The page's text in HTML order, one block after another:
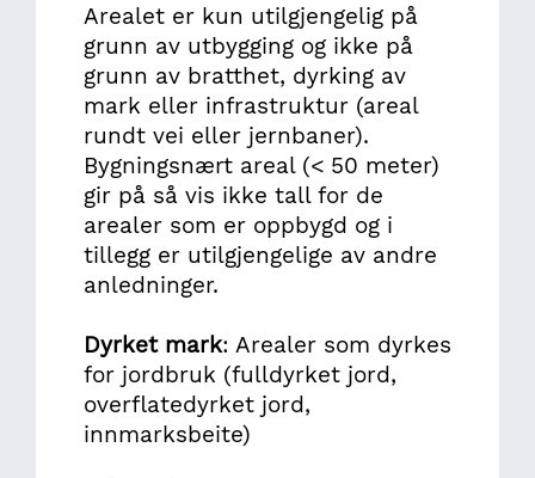
Arealet er kun utilgjengelig på
grunn av utbygging og ikke på
grunn av bratthet, dyrking av
mark eller infrastruktur (areal
rundt vei eller jernbaner).
Bygningsnært areal (< 50 meter)
gir på så vis ikke tall for de
arealer som er oppbygd og i
tillegg er utilgjengelige av andre
anledninger.
Dyrket mark: Arealer som dyrkes
for jordbruk (fulldyrket jord,
overflatedyrket jord,
innmarksbeite)